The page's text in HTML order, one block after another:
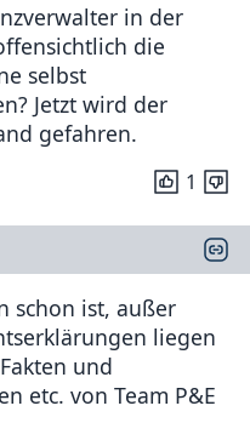
in der
die
selbst
Jetzt wird der
gefahren.
1
schon ist, außer
liegen
und
etc. von Team P&E